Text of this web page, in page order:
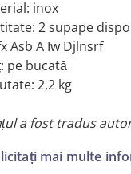
inox
2 supape
Asb A Iw Djlnsrf
pe bucată
2,2 kg
a fost tradus
mai multe